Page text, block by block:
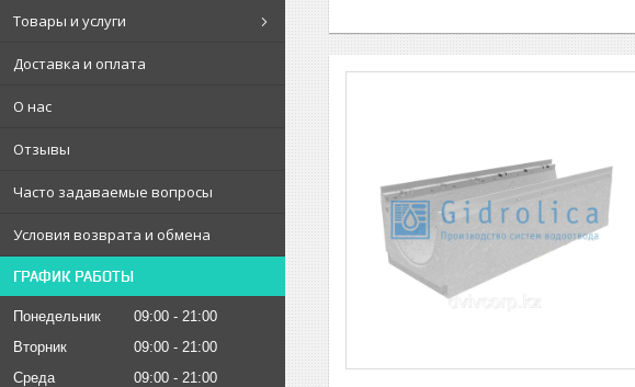
Товары и услуги
Доставка и оплата
О нас
Отзывы
Часто задаваемые вопросы
Условия возврата и обмена
ГРАФИК РАБОТЫ
Понедельник 09:00
21:00
Вторник
09:00
21:00
Среда
09:00
21:00